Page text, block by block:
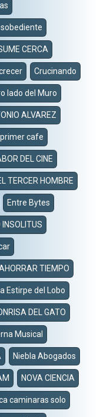
CERCA
Crucinando
lado del Muro
ALVAREZ
primer cafe
DEL CINE
TERCER HOMBRE
Entre Bytes
INSOLITUS
TIEMPO
Estirpe del Lobo
DEL GATO
Musical
Niebla Abogados
NOVA CIENCIA
caminaras solo